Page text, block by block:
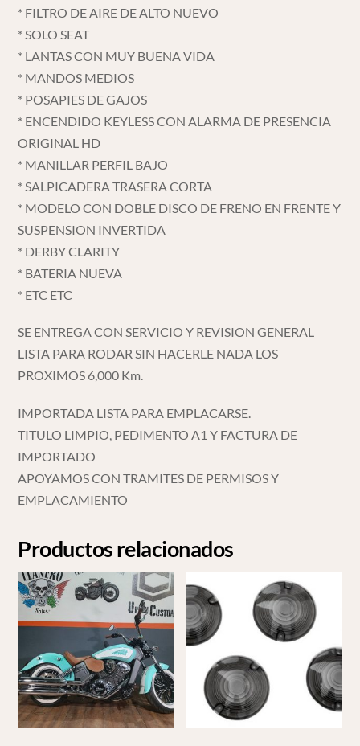
* FILTRO DE AIRE DE ALTO NUEVO
* SOLO SEAT
* LANTAS CON MUY BUENA VIDA
* MANDOS MEDIOS
* POSAPIES DE GAJOS
* ENCENDIDO KEYLESS CON ALARMA DE PRESENCIA
ORIGINAL HD
* MANILLAR PERFIL BAJO
* SALPICADERA TRASERA CORTA
* MODELO CON DOBLE DISCO DE FRENO EN FRENTE Y
SUSPENSION INVERTIDA
* DERBY CLARITY
* BATERIA NUEVA
* ETC ETC
SE ENTREGA CON SERVICIO Y REVISION GENERAL
LISTA PARA RODAR SIN HACERLE NADA LOS
PROXIMOS 6,000 Km.
IMPORTADA LISTA PARA EMPLACARSE.
TITULO LIMPIO, PEDIMENTO A1 Y FACTURA DE
IMPORTADO
APOYAMOS CON TRAMITES DE PERMISOS Y
EMPLACAMIENTO
Productos relacionados